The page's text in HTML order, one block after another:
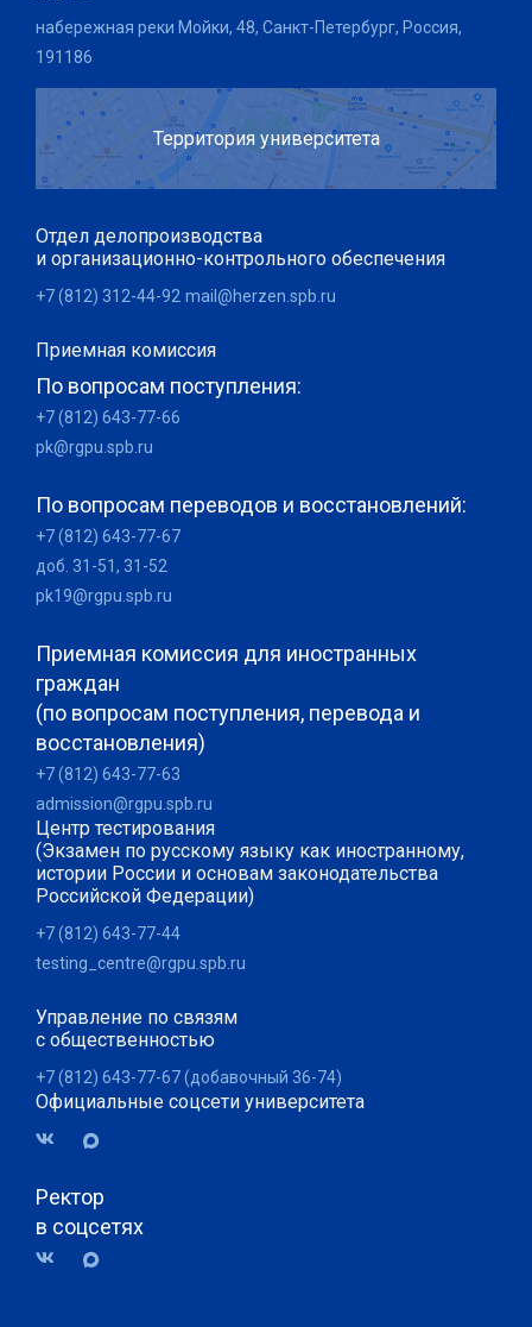
набережная реки Мойки, 48, Санкт-Петербург, Россия,
191186
Территория университета
Отдел делопроизводства
и организационно-контрольного обеспечения
+7 (812) 312-44-92 mail@herzen.spb.ru
Приемная комиссия
По вопросам поступления:
+7 (812) 643-77-66
pk@rgpu.spb.ru
По вопросам переводов и восстановлений:
+7 (812) 643-77-67
доб. 31-51, 31-52
pk19@rgpu.spb.ru
Приемная комиссия для иностранных
граждан
(по вопросам поступления, перевода и
восстановления)
+7 (812) 643-77-63
admission@rgpu.spb.ru
Центр тестирования
(Экзамен по русскому языку как иностранному,
истории России и основам законодательства
Российской Федерации)
+7 (812) 643-77-44
testing_centre@rgpu.spb.ru
Управление по связям
с общественностью
+7 (812) 643-77-67 (добавочный 36-74)
Официальные соцсети университета
Ректор
в соцсетях